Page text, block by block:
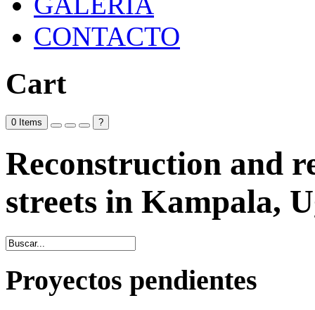
CONTACTO
Cart
0 Items ?
Reconstruction and
streets in Kampala,
Proyectos pendientes